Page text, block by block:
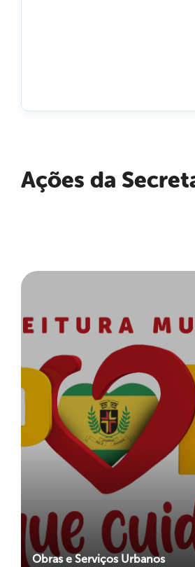
Ações da
Obras e Serviços Urbanos